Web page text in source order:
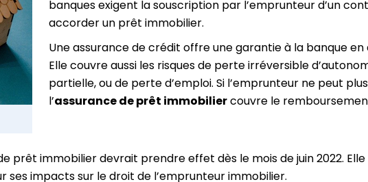
banques exigent la souscription par l’emprunteur d’un
accorder un prêt immobilier.
Une assurance de crédit offre une garantie à la banque en
Elle couvre aussi les risques de perte irréversible
partielle, ou de perte d’emploi. Si l’emprunteur ne peut
l’assurance de prêt immobiliercouvre le
prêt immobilier devrait prendre effet dès le mois de juin 2022.
ses impacts sur le droit de l’emprunteur immobilier.